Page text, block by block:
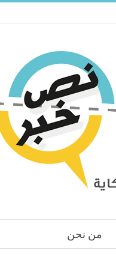
من نحن